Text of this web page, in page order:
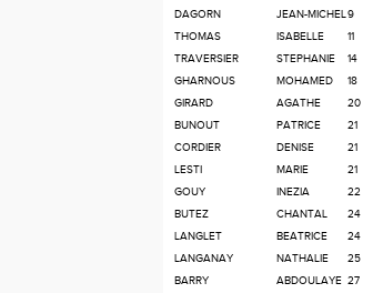
DAGORN
JEAN-MICHEL9
THOMAS
ISABELLE
11
TRAVERSIER
STEPHANIE
14
GHARNOUS
MOHAMED
18
GIRARD
AGATHE
20
BUNOUT
PATRICE
21
CORDIER
DENISE
21
LESTI
MARIE
21
GOUY
INEZIA
22
BUTEZ
CHANTAL
24
LANGLET
BEATRICE
24
LANGANAY
NATHALIE
25
BARRY
ABDOULAYE 27